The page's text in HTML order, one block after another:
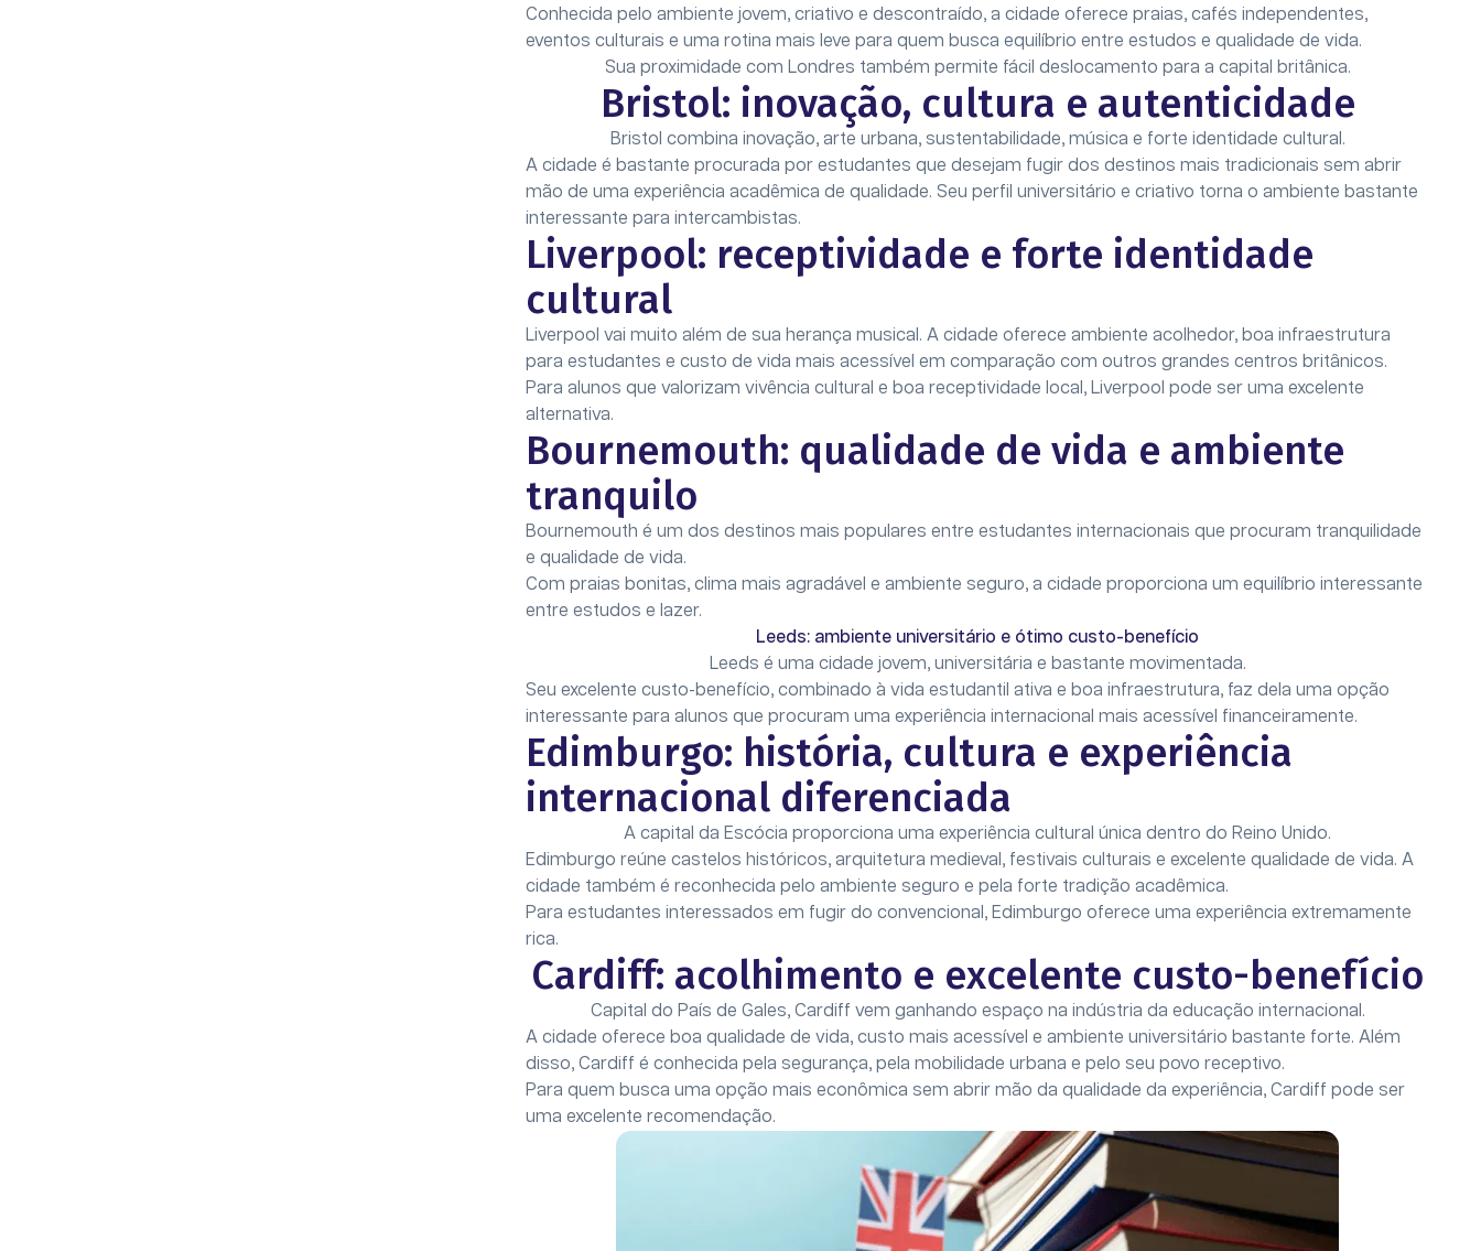
Conhecida pelo ambiente jovem, criativo e descontraído, a cidade oferece praias, cafés independentes,
eventos culturais e uma rotina mais leve para quem busca equilíbrio entre estudos e qualidade de vida.
Sua proximidade com Londres também permite fácil deslocamento para a capital britânica.
Bristol: inovação, cultura e autenticidade
Bristol combina inovação, arte urbana, sustentabilidade, música e forte identidade cultural.
A cidade é bastante procurada por estudantes que desejam fugir dos destinos mais tradicionais sem abrir
mão de uma experiência acadêmica de qualidade. Seu perfil universitário e criativo torna o ambiente bastante
interessante para intercambistas.
Liverpool: receptividade e forte identidade
cultural
Liverpool vai muito além de sua herança musical. A cidade oferece ambiente acolhedor, boa infraestrutura
para estudantes e custo de vida mais acessível em comparação com outros grandes centros britânicos.
Para alunos que valorizam vivência cultural e boa receptividade local, Liverpool pode ser uma excelente
alternativa.
Bournemouth: qualidade de vida e ambiente
tranquilo
Bournemouth é um dos destinos mais populares entre estudantes internacionais que procuram tranquilidade
e qualidade de vida.
Com praias bonitas, clima mais agradável e ambiente seguro, a cidade proporciona um equilíbrio interessante
entre estudos e lazer.
Leeds: ambiente universitário e ótimo custo-benefício
Leeds é uma cidade jovem, universitária e bastante movimentada.
Seu excelente custo-benefício, combinado à vida estudantil ativa e boa infraestrutura, faz dela uma opção
interessante para alunos que procuram uma experiência internacional mais acessível financeiramente.
Edimburgo: história, cultura e experiência
internacional diferenciada
A capital da Escócia proporciona uma experiência cultural única dentro do Reino Unido.
Edimburgo reúne castelos históricos, arquitetura medieval, festivais culturais e excelente qualidade de vida. A
cidade também é reconhecida pelo ambiente seguro e pela forte tradição acadêmica.
Para estudantes interessados em fugir do convencional, Edimburgo oferece uma experiência extremamente
rica.
Cardiff: acolhimento e excelente custo-benefício
Capital do País de Gales, Cardiff vem ganhando espaço na indústria da educação internacional.
A cidade oferece boa qualidade de vida, custo mais acessível e ambiente universitário bastante forte. Além
disso, Cardiff é conhecida pela segurança, pela mobilidade urbana e pelo seu povo receptivo.
Para quem busca uma opção mais econômica sem abrir mão da qualidade da experiência, Cardiff pode ser
uma excelente recomendação.